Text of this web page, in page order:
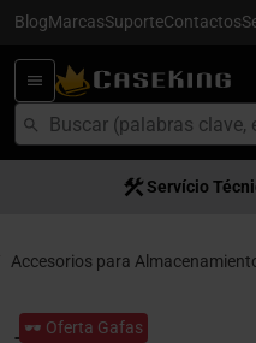
BlogMarcasSuporteContactos
Servício
Accesorios para
🕶️ Oferta Gafas